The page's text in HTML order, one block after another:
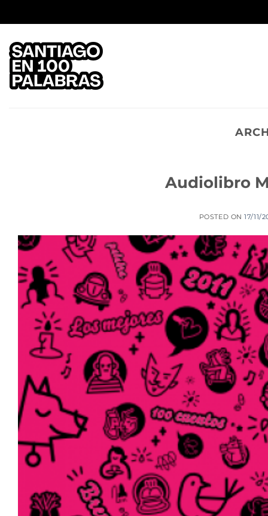
al
Audiolibro
POSTED ON17/11/